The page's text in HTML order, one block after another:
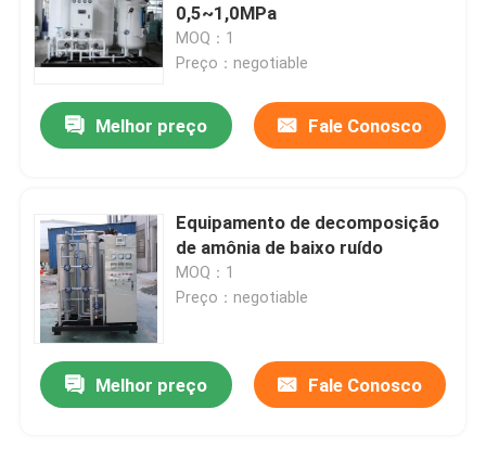
0,5~1,0MPa
MOQ：1
Preço：negotiable
Melhor preço Fale Conosco
Equipamento de decomposição
de amônia de baixo ruído
MOQ：1
Preço：negotiable
Melhor preço Fale Conosco